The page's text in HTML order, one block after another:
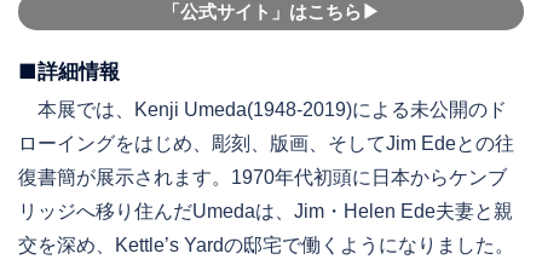
「公式サイト」はこちら▶︎
■詳細情報
本展では、Kenji Umeda(1948-2019)による未公開のド
ローイングをはじめ、彫刻、版画、そしてJim Edeとの往
復書簡が展示されます。1970年代初頭に日本からケンブ
リッジへ移り住んだUmedaは、Jim・Helen Ede夫妻と親
交を深め、Kettle’s Yardの邸宅で働くようになりました。